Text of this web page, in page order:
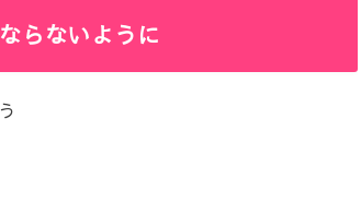
らないように